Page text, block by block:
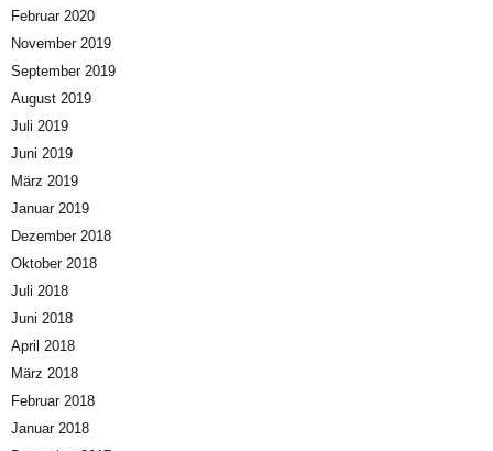
Februar 2020
November 2019
September 2019
August 2019
Juli 2019
Juni 2019
März 2019
Januar 2019
Dezember 2018
Oktober 2018
Juli 2018
Juni 2018
April 2018
März 2018
Februar 2018
Januar 2018